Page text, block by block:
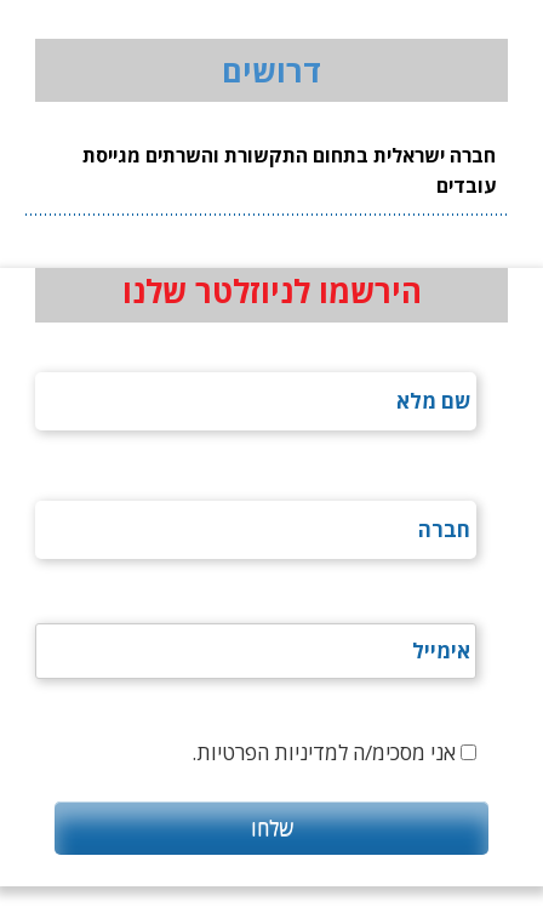
דרושים
חברה ישראלית בתחום התקשורת והשרתים מגייסת
עובדים
הירשמו לניוזלטר שלנו
אני מסכימ/ה למדיניות הפרטיות.